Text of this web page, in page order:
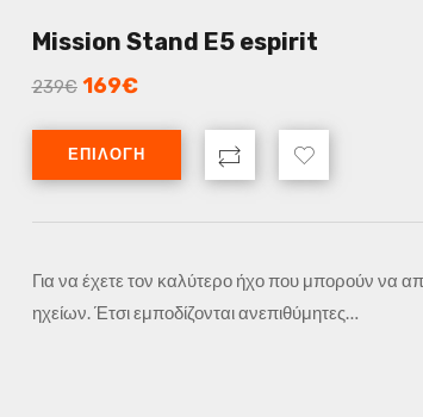
Mission Stand E5 espirit
239€ 169€
ΕΠΙΛΟΓΉ
Για να έχετε τον καλύτερο ήχο που μπορούν να
ηχείων. Έτσι εμποδίζονται ανεπιθύμητες…